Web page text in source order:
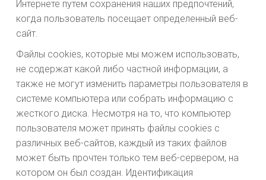
Интернете путем сохранения наших предпочтений,
когда пользователь посещает определенный веб-
сайт.
Файлы cookies, которые мы можем использовать,
не содержат какой либо частной информации, а
также не могут изменить параметры пользователя в
системе компьютера или собрать информацию с
жесткого диска. Несмотря на то, что компьютер
пользователя может принять файлы cookies с
различных веб-сайтов, каждый из таких файлов
может быть прочтен только тем веб-сервером, на
котором он был создан. Идентификация